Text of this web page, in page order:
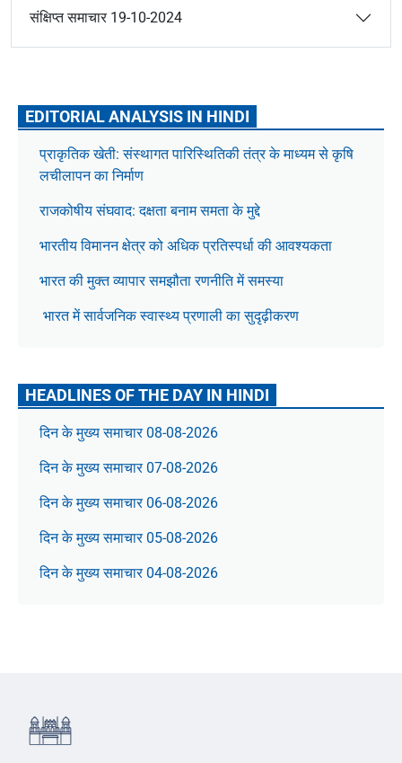
संक्षिप्त समाचार 19-10-2024
EDITORIAL ANALYSIS IN HINDI
प्राकृतिक खेती: संस्थागत पारिस्थितिकी तंत्र के माध्यम से कृषि
लचीलापन का निर्माण
राजकोषीय संघवाद: दक्षता बनाम समता के मुद्दे
भारतीय विमानन क्षेत्र को अधिक प्रतिस्पर्धा की आवश्यकता
भारत की मुक्त व्यापार समझौता रणनीति में समस्या
भारत में सार्वजनिक स्वास्थ्य प्रणाली का सुदृढ़ीकरण
HEADLINES OF THE DAY IN HINDI
दिन के मुख्य समाचार 08-08-2026
दिन के मुख्य समाचार 07-08-2026
दिन के मुख्य समाचार 06-08-2026
दिन के मुख्य समाचार 05-08-2026
दिन के मुख्य समाचार 04-08-2026